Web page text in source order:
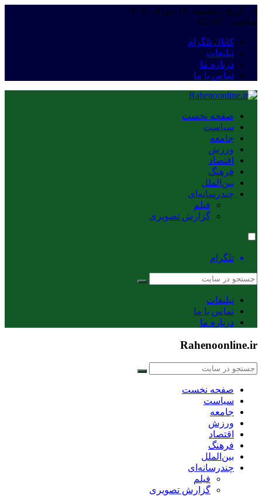
تاریخ : یکشنبه, ۱۸ مرداد , ۱۴۰۵
ساعت : 4:22:08
کانال تلگرام
تبلیغات
درباره ما
تماس با ما
صفحه نخست
سیاست
جامعه
ورزش
اقتصاد
فرهنگ
بین‌الملل
چندرسانه‌ای
فیلم
گزارش تصویری
تلگرام
تبلیغات
تماس با ما
درباره ما
Rahenoonline.ir
صفحه نخست
سیاست
جامعه
ورزش
اقتصاد
فرهنگ
بین‌الملل
چندرسانه‌ای
فیلم
گزارش تصویری